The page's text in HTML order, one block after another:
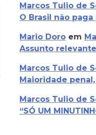
Marcos Tulio de
O Brasil não
Mario Doro em
Assunto relevante
Marcos Tulio de
Maioridade
Marcos Tulio de
“SÓ UM